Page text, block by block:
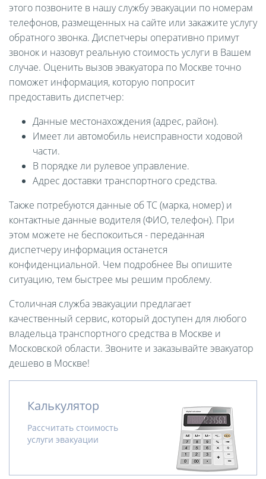
этого позвоните в нашу службу эвакуации по номерам
телефонов, размещенных на сайте или закажите услугу
обратного звонка. Диспетчеры оперативно примут
звонок и назовут реальную стоимость услуги в Вашем
случае. Оценить вызов эвакуатора по Москве точно
поможет информация, которую попросит
предоставить диспетчер:
Данные местонахождения (адрес, район).
Имеет ли автомобиль неисправности ходовой
части.
В порядке ли рулевое управление.
Адрес доставки транспортного средства.
Также потребуются данные об ТС (марка, номер) и
контактные данные водителя (ФИО, телефон). При
этом можете не беспокоиться - переданная
диспетчеру информация останется
конфиденциальной. Чем подробнее Вы опишите
ситуацию, тем быстрее мы решим проблему.
Столичная служба эвакуации предлагает
качественный сервис, который доступен для любого
владельца транспортного средства в Москве и
Московской области. Звоните и заказывайте эвакуатор
дешево в Москве!
Калькулятор
Рассчитать стоимость
услуги эвакуации